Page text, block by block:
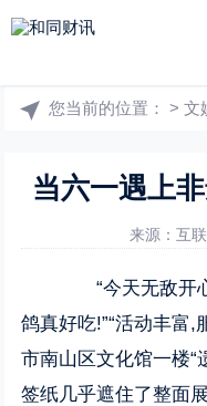
您当前的位置： >文
当六一遇上
来源：互
“今天无敌开心
鸽真好吃!”“活动丰富
市南山区文化馆一楼“
签纸几乎遮住了整面